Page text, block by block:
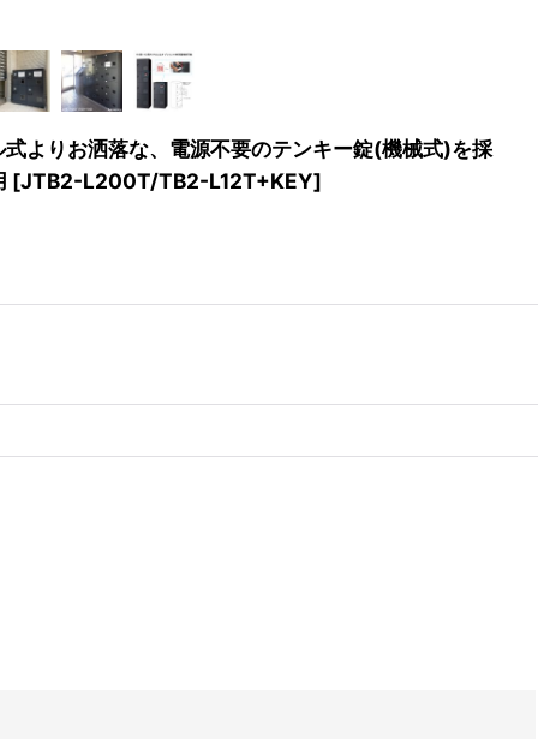
よりお洒落な、電源不要のテンキー錠(機械式)を採
[JTB2-L200T/TB2-L12T+KEY]